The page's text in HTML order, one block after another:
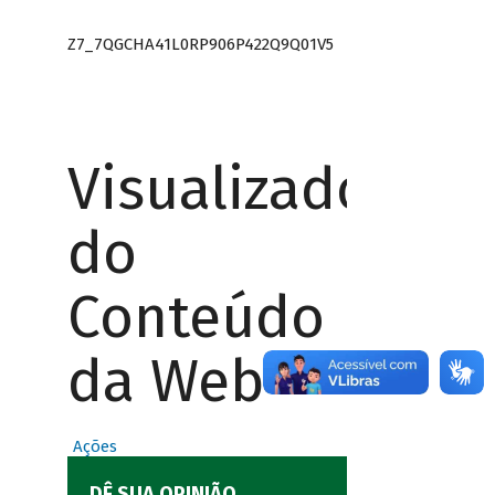
Z7_7QGCHA41L0RP906P422Q9Q01V5
Visualizador
do
Conteúdo
da Web
Ações